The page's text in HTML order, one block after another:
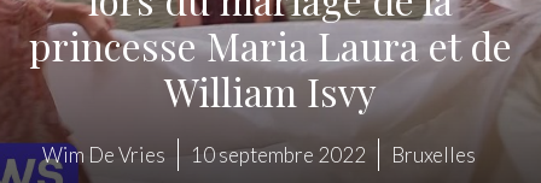
princesse Maria Laura et de
William Isvy
Wim De Vries 10 septembre 2022 Bruxelles